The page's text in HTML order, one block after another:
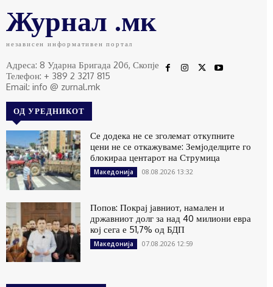
Журнал .мк
независен информативен портал
Адреса: 8 Ударна Бригада 20б, Скопје
Телефон: + 389 2 3217 815
Email: info @ zurnal.mk
ОД УРЕДНИКОТ
Се додека не се зголемат откупните
цени не се откажуваме: Земјоделците го
блокираа центарот на Струмица
Македонија 08.08.2026 13:32
Попов: Покрај јавниот, намален и
државниот долг за над 40 милиони евра
кој сега е 51,7% од БДП
Македонија 07.08.2026 12:59